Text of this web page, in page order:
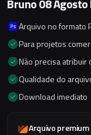
Bruno 08 Agosto
Arquivo no formato
Para projetos
Não precisa atribuir
Qualidade do
Download imediato
Arquivo premium